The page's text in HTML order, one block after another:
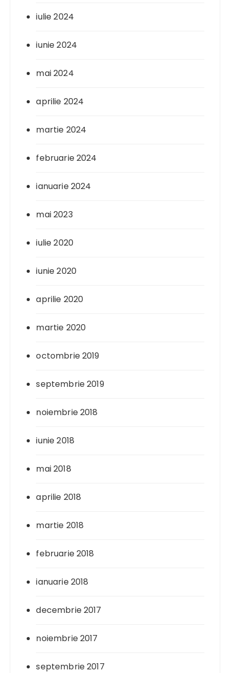
iulie 2024
iunie 2024
mai 2024
aprilie 2024
martie 2024
februarie 2024
ianuarie 2024
mai 2023
iulie 2020
iunie 2020
aprilie 2020
martie 2020
octombrie 2019
septembrie 2019
noiembrie 2018
iunie 2018
mai 2018
aprilie 2018
martie 2018
februarie 2018
ianuarie 2018
decembrie 2017
noiembrie 2017
septembrie 2017